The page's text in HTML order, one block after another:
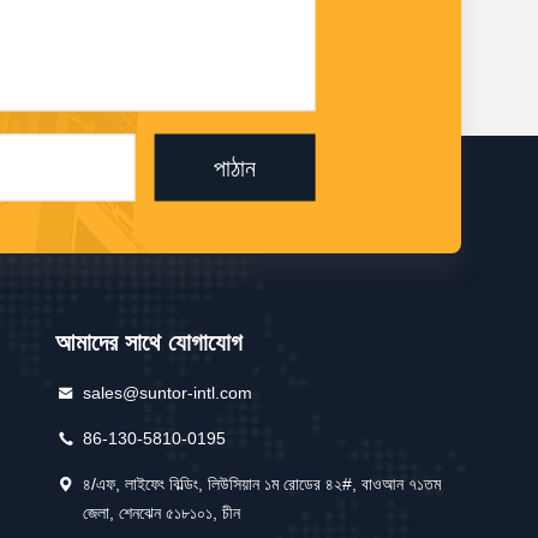
পাঠান
আমাদের সাথে যোগাযোগ
sales@suntor-intl.com
86-130-5810-0195
৪/এফ, লাইফেং বিল্ডিং, লিউসিয়ান ১ম রোডের ৪২#, বাওআন ৭১তম
জেলা, শেনঝেন ৫১৮১০১, চীন